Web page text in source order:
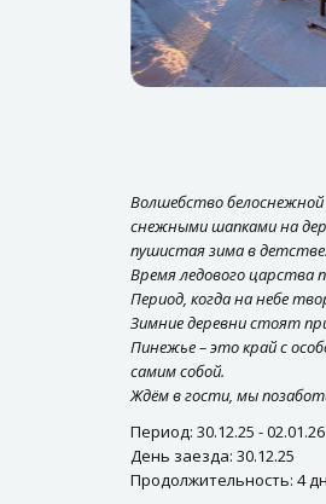
Волшебство белоснежной
снежными шапками на
пушистая зима в детстве.
Время ледового
Период, когда на небе
Зимние деревни стоят
Пинежье – это край с
самим собой.
Ждём в гости, мы
Период: 30.12.25 - 02.01.26
День заезда: 30.12.25
Продолжительность: 4